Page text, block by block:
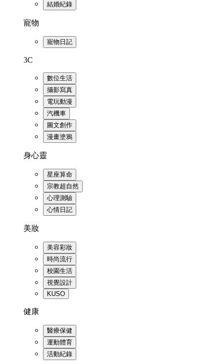
結婚紀錄
寵物
寵物日記
3C
數位生活
攝影寫真
電玩動漫
汽機車
圖文創作
漫畫塗鴉
身心靈
星座算命
宗教超自然
心理測驗
心情日記
美妝
美容彩妝
時尚流行
校園生活
視覺設計
KUSO
健康
醫療保健
運動體育
活動紀錄